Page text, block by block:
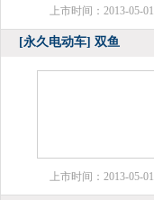
上市时间：2013-05-01
[永久电动车] 双鱼
上市时间：2013-05-01